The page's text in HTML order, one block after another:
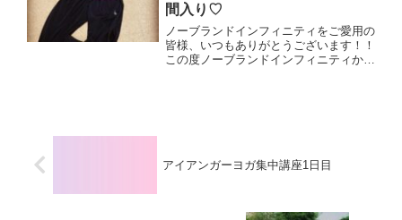
間入り♡
ノーブランドインフィニティをご愛用の
皆様、いつもありがとうございます！！
この度ノーブランドインフィニティから
アイアンガーヨガ集中講座1日目